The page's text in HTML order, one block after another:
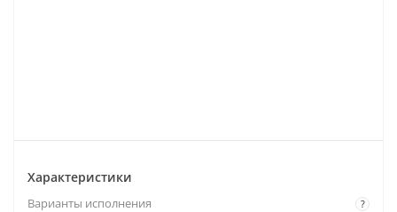
Характеристики
?
Варианты исполнения